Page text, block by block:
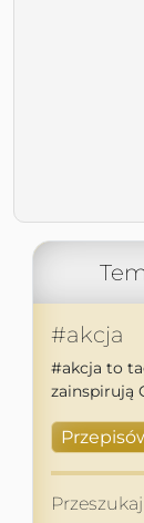
#akcja
#akcja to
zainspirują